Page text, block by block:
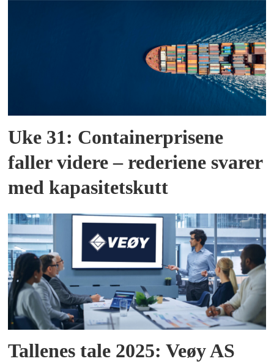
Uke 31: Containerprisene
faller videre – rederiene svarer
med kapasitetskutt
Tallenes tale 2025: Veøy AS